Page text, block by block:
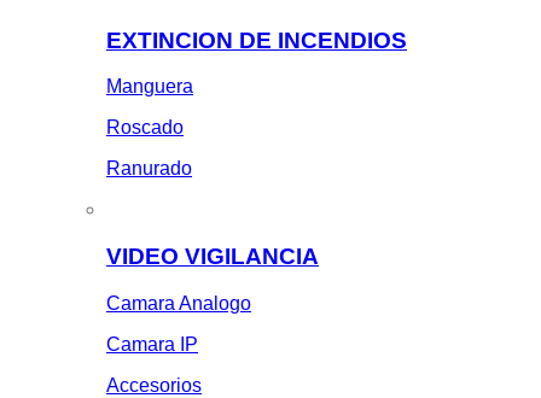
EXTINCION DE INCENDIOS
Manguera
Roscado
Ranurado
VIDEO VIGILANCIA
Camara Analogo
Camara IP
Accesorios